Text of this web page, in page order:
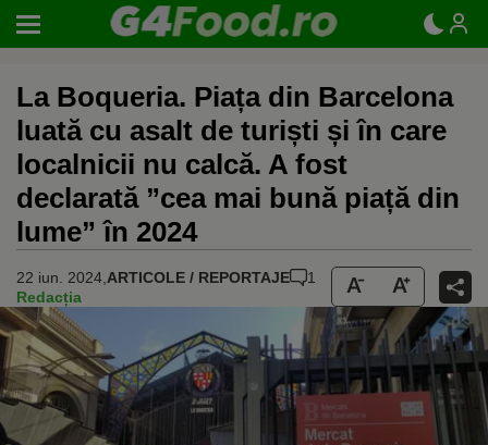
La Boqueria. Piața din Barcelona
luată cu asalt de turiști și în care
localnicii nu calcă. A fost
declarată ”cea mai bună piață din
lume” în 2024
22 iun. 2024, ARTICOLE / REPORTAJE
1
Redacția